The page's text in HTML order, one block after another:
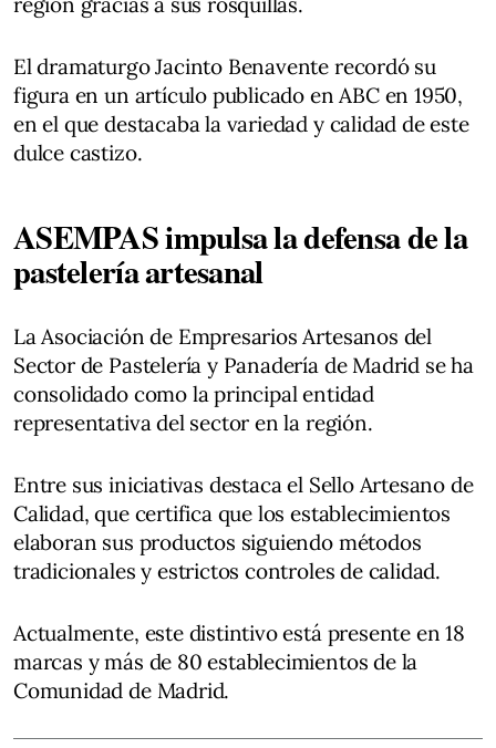
El dramaturgo Jacinto Benavente recordó su
figura en un artículo publicado en ABC en 1950,
en el que destacaba la variedad y calidad de este
dulce castizo.
ASEMPAS impulsa la defensa de la
pastelería artesanal
La Asociación de Empresarios Artesanos del
Sector de Pastelería y Panadería de Madrid se ha
consolidado como la principal entidad
representativa del sector en la región.
Entre sus iniciativas destaca el Sello Artesano de
Calidad, que certifica que los establecimientos
elaboran sus productos siguiendo métodos
tradicionales y estrictos controles de calidad.
Actualmente, este distintivo está presente en 18
marcas y más de 80 establecimientos de la
Comunidad de Madrid.